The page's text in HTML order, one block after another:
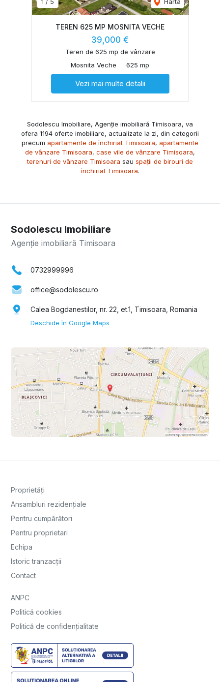
TEREN 625 MP MOSNITA VECHE
39,000 €
Teren de 625 mp de vânzare
Mosnita Veche
625 mp
Vezi mai multe detalii
Sodolescu Imobiliare, Agenție imobiliară Timisoara, va
ofera 1194 oferte imobiliare, actualizate la zi, din categorii
precum apartamente de închiriat Timisoara, apartamente
de vânzare Timisoara, case vile de vânzare Timisoara,
terenuri de vânzare Timisoara sau spații de birouri de
închiriat Timisoara.
Sodolescu Imobiliare
Agenție imobiliară Timisoara
0732999996
office@sodolescu.ro
Calea Bogdanestilor, nr. 22, et.1, Timisoara, Romania
Deschide în Google Maps
Proprietăți
Ansambluri rezidențiale
Pentru cumpărători
Pentru proprietari
Echipa
Istoric tranzacții
Contact
ANPC
Politică cookies
Politică de confidențialitate